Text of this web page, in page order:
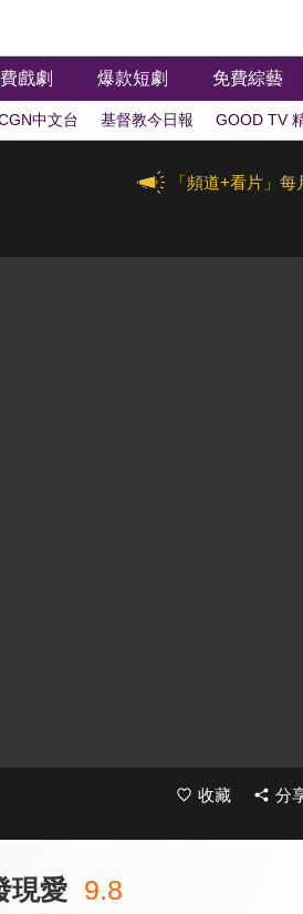
戲劇 爆款短劇 免費綜藝
中文台 基督教今日報 GOOD TV
「頻道+看片」每
收藏 分
現愛 9.8